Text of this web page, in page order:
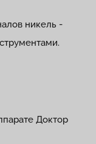
никель -
Доктор